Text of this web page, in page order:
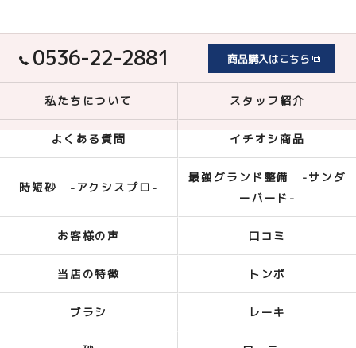
0536-22-2881 商品購入はこちら
私たちについて スタッフ紹介
よくある質問 イチオシ商品
時短砂 -アクシスプロ-
最強グランド整備 -サンダ
ーバード-
お客様の声 口コミ
当店の特徴 トンボ
ブラシ レーキ